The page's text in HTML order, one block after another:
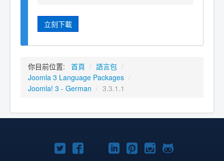
立刻下載
你目前位置: 首頁 / 語言包 /
Joomla 3 Language Packages /
Joomla! 3 - German / 3.3.1.1
TwitterFacebookYouTube
Linkedln
Pinterest
Instagram
GitHub